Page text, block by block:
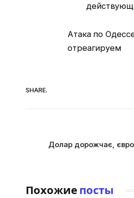
Атака по
отреагируем
SHARE.
Долар дорожчає,
Похожие посты